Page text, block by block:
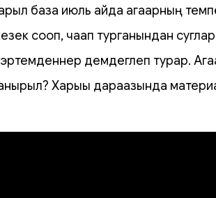
база июль айда агаарның
сооп, чаап турганындан
эртемденнер демдеглеп турар.
Харыы дараазында